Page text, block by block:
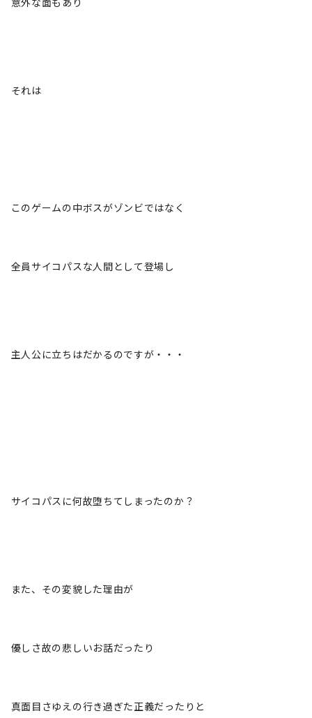
それは
このゲームの中ボスがゾンビではなく
全員サイコパスな人間として登場し
主人公に立ちはだかるのですが・・・
サイコパスに何故堕ちてしまったのか？
また、その変貌した理由が
優しさ故の悲しいお話だったり
真面目さゆえの行き過ぎた正義だったりと